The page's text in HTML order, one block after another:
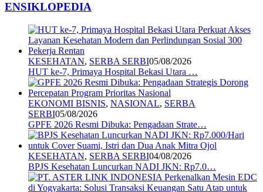
ENSIKLOPEDIA
KESEHATAN, SERBA SERBI05/08/2026
HUT ke-7, Primaya Hospital Bekasi Utara …
EKONOMI BISNIS, NASIONAL, SERBA
SERBI05/08/2026
GPFE 2026 Resmi Dibuka: Pengadaan Strate…
KESEHATAN, SERBA SERBI04/08/2026
BPJS Kesehatan Luncurkan NADI JKN: Rp7.0…